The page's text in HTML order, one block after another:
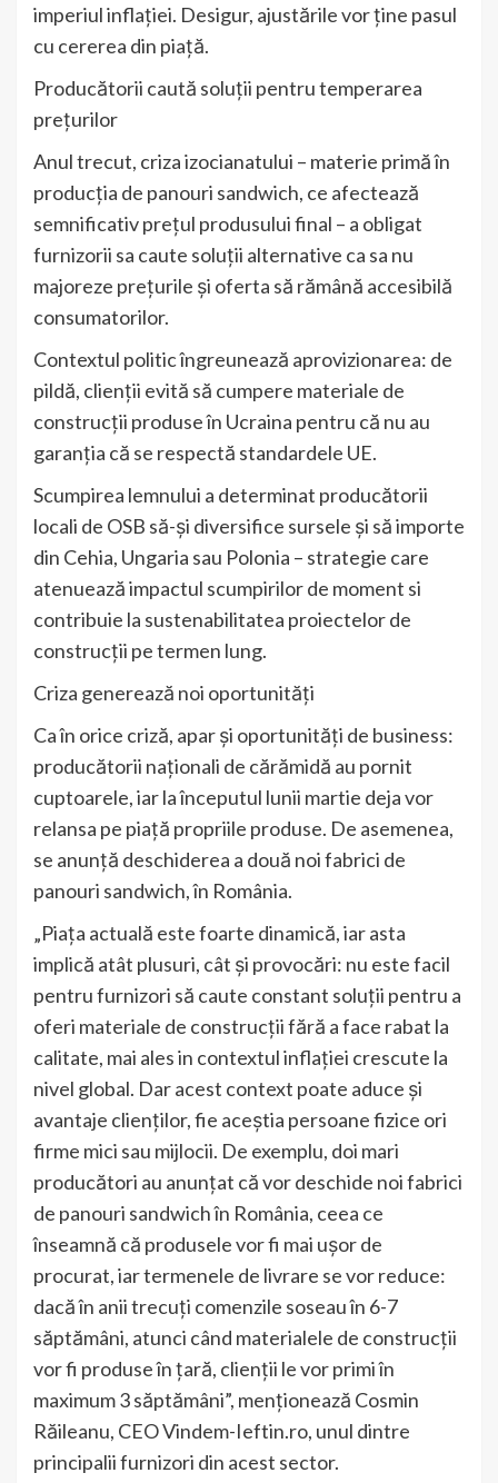
imperiul inflației. Desigur, ajustările vor ține pasul
cu cererea din piață.
Producătorii caută soluții pentru temperarea
prețurilor
Anul trecut, criza izocianatului – materie primă în
producția de panouri sandwich, ce afectează
semnificativ prețul produsului final – a obligat
furnizorii sa caute soluții alternative ca sa nu
majoreze prețurile și oferta să rămână accesibilă
consumatorilor.
Contextul politic îngreunează aprovizionarea: de
pildă, clienții evită să cumpere materiale de
construcții produse în Ucraina pentru că nu au
garanția că se respectă standardele UE.
Scumpirea lemnului a determinat producătorii
locali de OSB să-și diversifice sursele și să importe
din Cehia, Ungaria sau Polonia – strategie care
atenuează impactul scumpirilor de moment si
contribuie la sustenabilitatea proiectelor de
construcții pe termen lung.
Criza generează noi oportunități
Ca în orice criză, apar și oportunități de business:
producătorii naționali de cărămidă au pornit
cuptoarele, iar la începutul lunii martie deja vor
relansa pe piață propriile produse. De asemenea,
se anunță deschiderea a două noi fabrici de
panouri sandwich, în România.
„Piața actuală este foarte dinamică, iar asta
implică atât plusuri, cât și provocări: nu este facil
pentru furnizori să caute constant soluții pentru a
oferi materiale de construcții fără a face rabat la
calitate, mai ales in contextul inflației crescute la
nivel global. Dar acest context poate aduce și
avantaje clienților, fie aceștia persoane fizice ori
firme mici sau mijlocii. De exemplu, doi mari
producători au anunțat că vor deschide noi fabrici
de panouri sandwich în România, ceea ce
înseamnă că produsele vor fi mai ușor de
procurat, iar termenele de livrare se vor reduce:
dacă în anii trecuți comenzile soseau în 6-7
săptămâni, atunci când materialele de construcții
vor fi produse în țară, clienții le vor primi în
maximum 3 săptămâni”, menționează Cosmin
Răileanu, CEO Vindem-Ieftin.ro, unul dintre
principalii furnizori din acest sector.